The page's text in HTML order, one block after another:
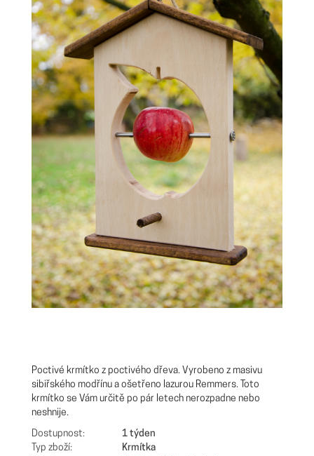
Poctivé krmítko z poctivého dřeva. Vyrobeno z masivu
sibiřského modřínu a ošetřeno lazurou Remmers. Toto
krmítko se Vám určitě po pár letech nerozpadne nebo
neshnije.
Dostupnost:
1 týden
Typ zboží:
Krmítka